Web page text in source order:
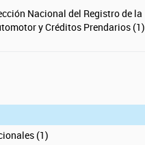
Nacional del Registro de la
y Créditos Prendarios (1)
(1)